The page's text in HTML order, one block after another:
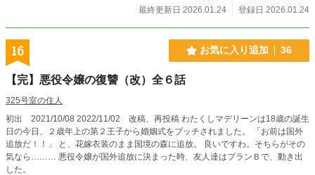
最終更新日 2026.01.24
登録日 2026.01.24
16 お気に入り追加 36
【完】悪役令嬢の復讐（改）全６話
325号室の住人
初出 2021/10/08 2022/11/02 改稿、再投稿 わたくしマデリーンは18歳の誕生
日の今日、２歳年上の第２王子から婚姻式をブッチされました。 「お前は国外
追放だ！！」 と、花嫁衣装のまま国境の森に追放。 良いですわ。そちらがその
気なら……… 悪役令嬢が国外追放に決まった時、友人達はプランＢで、動き出
した。